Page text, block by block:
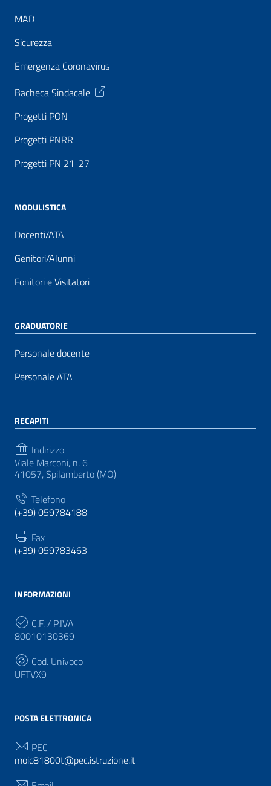
MAD
Sicurezza
Emergenza Coronavirus
Bacheca Sindacale
Progetti PON
Progetti PNRR
Progetti PN 21-27
MODULISTICA
Docenti/ATA
Genitori/Alunni
Fonitori e Visitatori
GRADUATORIE
Personale docente
Personale ATA
RECAPITI
Indirizzo
Viale Marconi, n. 6
41057, Spilamberto (MO)
Telefono
(+39) 059784188
Fax
(+39) 059783463
INFORMAZIONI
C.F. / P.IVA
80010130369
Cod. Univoco
UFTVX9
POSTA ELETTRONICA
PEC
moic81800t@pec.istruzione.it